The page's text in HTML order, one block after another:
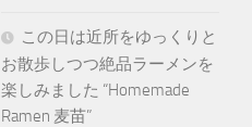
この日は近所をゆっくりと
お散歩しつつ絶品ラーメンを
楽しみました “Homemade
Ramen 麦苗”